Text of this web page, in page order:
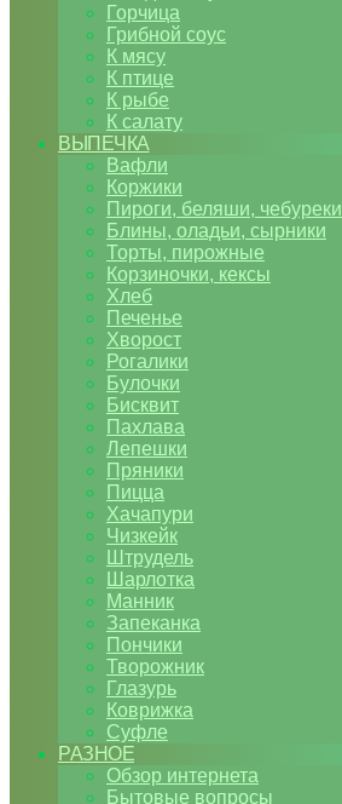
Горчица
Грибной соус
К мясу
К птице
К рыбе
К салату
ВЫПЕЧКА
Вафли
Коржики
Пироги, беляши, чебуреки
Блины, оладьи, сырники
Торты, пирожные
Корзиночки, кексы
Хлеб
Печенье
Хворост
Рогалики
Булочки
Бисквит
Пахлава
Лепешки
Пряники
Пицца
Хачапури
Чизкейк
Штрудель
Шарлотка
Манник
Запеканка
Пончики
Творожник
Глазурь
Коврижка
Суфле
РАЗНОЕ
Обзор интернета
Бытовые вопросы